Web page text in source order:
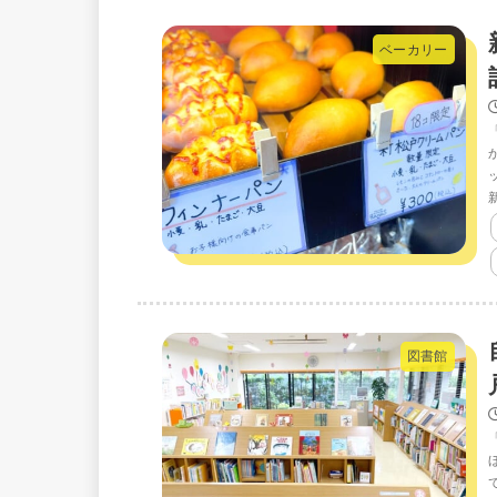
ベーカリー
図書館